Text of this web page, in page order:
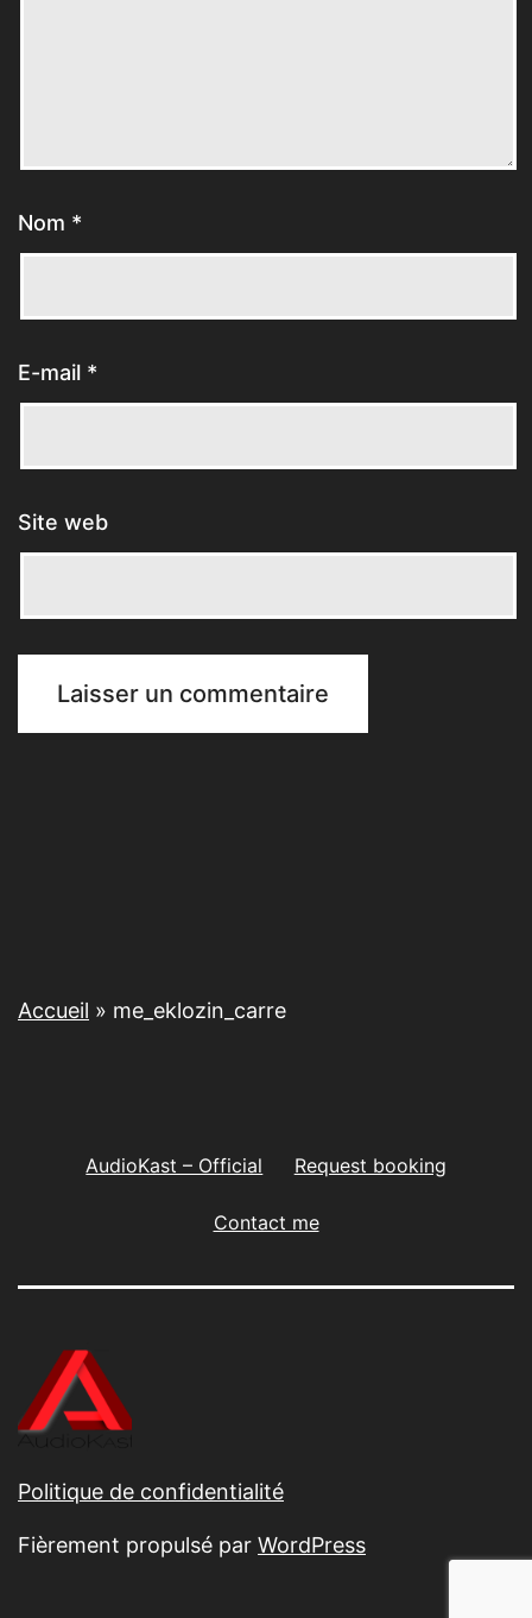
Nom *
E-mail *
Site web
Accueil » me_eklozin_carre
AudioKast – Official Request booking
Contact me
Politique de confidentialité
Fièrement propulsé par WordPress